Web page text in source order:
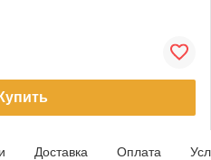
Купить
Доставка Оплата